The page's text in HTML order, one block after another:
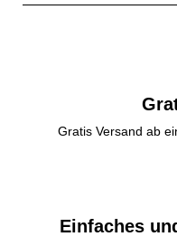
Gratis Versand ab
Einfaches